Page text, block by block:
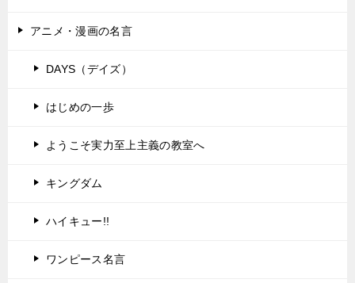
アニメ・漫画の名言
DAYS（デイズ）
はじめの一歩
ようこそ実力至上主義の教室へ
キングダム
ハイキュー!!
ワンピース名言